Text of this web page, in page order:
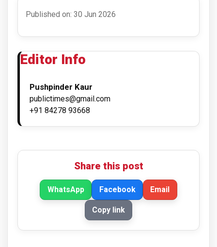
Published on: 30 Jun 2026
Editor Info
Pushpinder Kaur
publictimes@gmail.com
+91 84278 93668
Share this post
WhatsApp Facebook Email
Copy link